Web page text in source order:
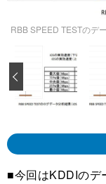
RBB SPEED TESTのデ
‹
■今回はKDDIのデ